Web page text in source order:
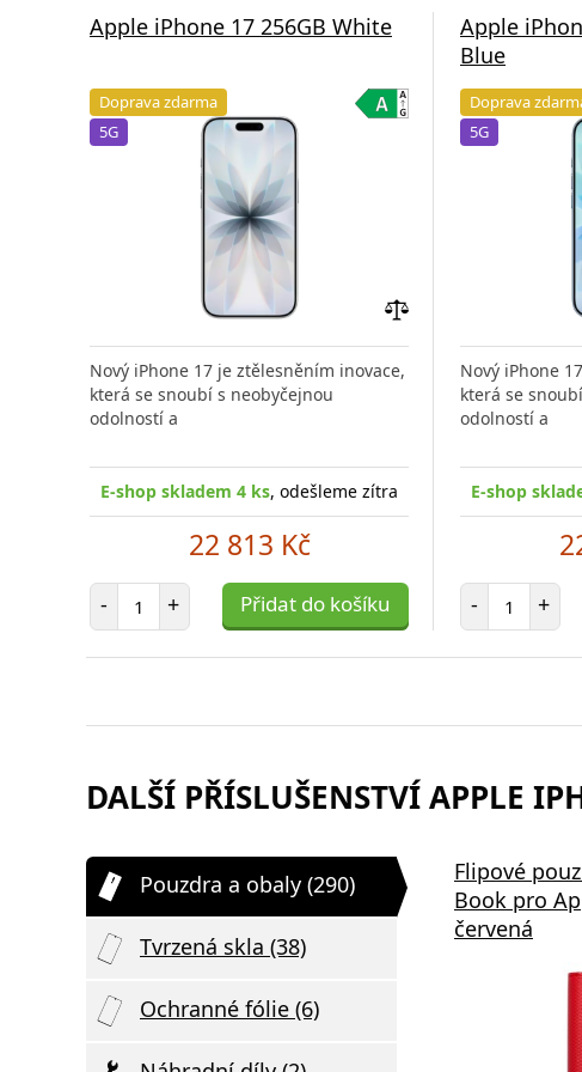
Apple iPhone 17 256GB White
Doprava zdarma
5G
porovnání
Nový iPhone 17 je ztělesněním inovace,
která se snoubí s neobyčejnou
odolností a
E-shop skladem 4 ks, odešleme zítra
22 813 Kč
- Počet položek
+ Přidat do košíku
Apple
Blue
Doprava
5G
Nový iPhone
která se
odolností a
E-shop
- Počet
+
DALŠÍ PŘÍSLUŠENSTVÍ APPLE
Pouzdra a obaly (290)
Tvrzená skla (38)
Ochranné fólie (6)
Flipové
Book pro
červená
Aligator Mini chytrá síťová
nabíječka Power Delivery 20W,
USB-C/USB-C kabel, bílá
Samsung
Podložka
Nabíjení Black